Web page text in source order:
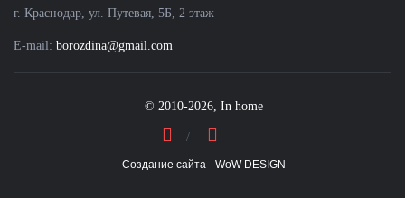
г. Краснодар, ул. Путевая, 5Б, 2 этаж
E-mail: borozdina@gmail.com
© 2010-2026, In home
Создание сайта - WoW DESIGN